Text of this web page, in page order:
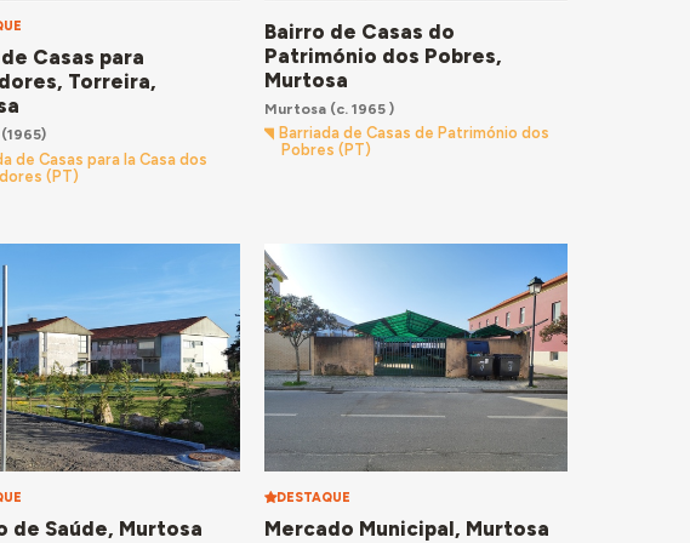
Casas para
Torreira,
(1965)
de Casas para la Casa dos
(PT)
Bairro de Casas do
Património dos Pobres,
Murtosa
Murtosa(c. 1965 )
Barriada de Casas de Património dos
Pobres (PT)
de Saúde, Murtosa
DESTAQUE
Mercado Municipal, Murtosa